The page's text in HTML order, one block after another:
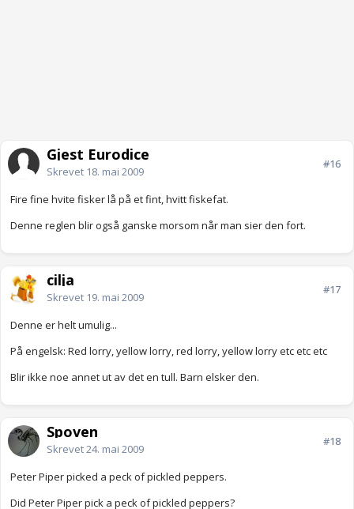
Gjest Eurodice
Skrevet 18. mai 2009
#16
Fire fine hvite fisker lå på et fint, hvitt fiskefat.
Denne reglen blir også ganske morsom når man sier den fort.
cilja
Skrevet 19. mai 2009
#17
Denne er helt umulig...
På engelsk: Red lorry, yellow lorry, red lorry, yellow lorry etc etc etc
Blir ikke noe annet ut av det en tull. Barn elsker den.
Spoven
Skrevet24. mai 2009
#18
Peter Piper picked a peck of pickled peppers.
Did Peter Piper pick a peck of pickled peppers?